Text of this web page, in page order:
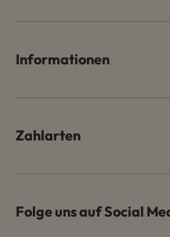
Informationen
Zahlarten
Folge uns auf Social